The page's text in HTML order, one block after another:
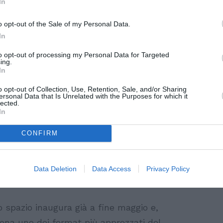
opt-out of the Sale of my Personal Data.
opt-out of processing my Personal Data for Targeted
opt-out of Collection, Use, Retention, Sale, and/or Sharing
Data that Is Unrelated with the Purposes for which it
CONFIRM
Data Deletion Data Access Privacy Policy
tutti i sensi.
chiaro, tra The Beach e Cava, in
in Messico, Cava Bar Sicilia
19.45, un aperitivo accompagnato da
giornata nel migliore dei modi.
un appuntamento importante:
il primo grande evento. Federico
il suo primo shop dedicato al
Non mancheranno volti noti del
accade quando il celebre hairstylist è
inaugura già a fine maggio e,